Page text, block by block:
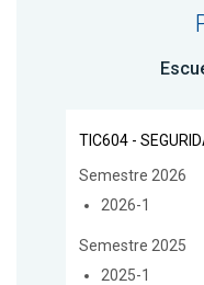
TIC604 -
Semestre 2026
2026-1
Semestre 2025
2025-1